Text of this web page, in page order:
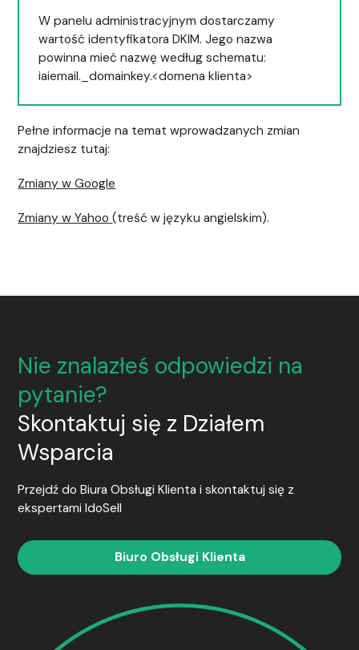
W panelu administracyjnym dostarczamy
wartość identyfikatora DKIM. Jego nazwa
powinna mieć nazwę według schematu:
iaiemail._domainkey.<domena klienta>
Pełne informacje na temat wprowadzanych zmian
znajdziesz tutaj:
Zmiany w Google
Zmiany w Yahoo (treść w języku angielskim).
Nie znalazłeś odpowiedzi na
pytanie?
Skontaktuj się z Działem
Wsparcia
Przejdź do Biura Obsługi Klienta i skontaktuj się z
ekspertami IdoSell
Biuro Obsługi Klienta